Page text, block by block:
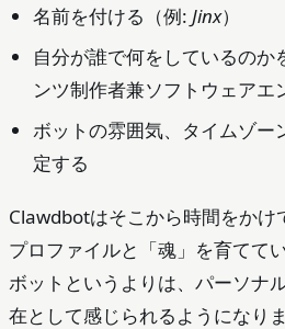
名前を付ける（例: Jinx）
自分が誰で何をしているのか
ンツ制作者兼ソフトウェアエ
ボットの雰囲気、タイムゾー
定する
Clawdbotはそこから時間をかけ
プロファイルと「魂」を育てて
ボットというよりは、パーソナ
在として感じられるようになり